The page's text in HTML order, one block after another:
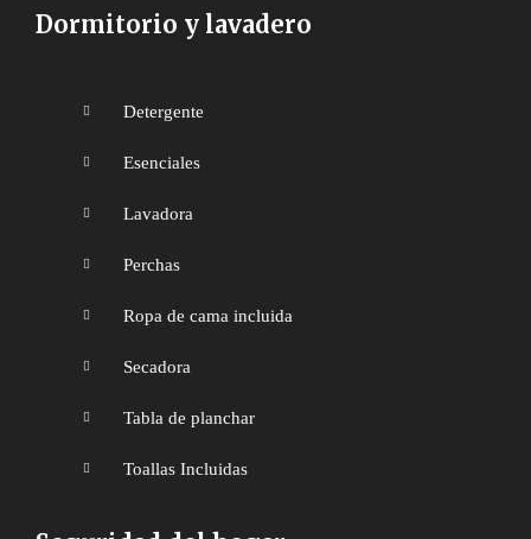
Dormitorio y lavadero
Detergente
Esenciales
Lavadora
Perchas
Ropa de cama incluida
Secadora
Tabla de planchar
Toallas Incluidas